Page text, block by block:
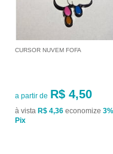
CURSOR NUVEM FOFA
a partir de R$ 4,50
à vista R$ 4,36 economize 3%
Pix